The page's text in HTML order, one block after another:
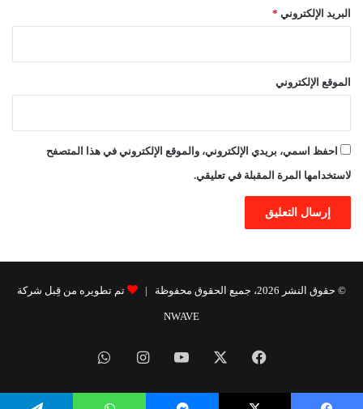
البريد الإلكتروني *
الموقع الإلكتروني
احفظ اسمي، بريدي الإلكتروني، والموقع الإلكتروني في هذا المتصفح
لاستخدامها المرة المقبلة في تعليقي.
© حقوق النشر 2026، جميع الحقوق محفوظة | تم تطويره من قِبل شركة
NWAVE
فيسبوك يوتيوبانستقرامواتساب